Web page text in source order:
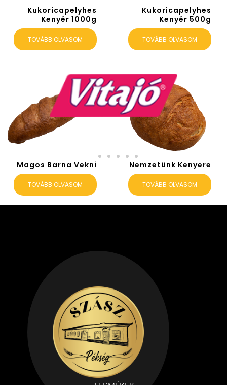
Kukoricapelyhes
Kenyér 1000g
TOVÁBB OLVASOM
Kukoricapelyhes
Kenyér 500g
TOVÁBB OLVASOM
Magos Barna Vekni
TOVÁBB OLVASOM
Nemzetünk Kenyere
TOVÁBB OLVASOM
Olivás Cipó 300g
TOVÁBB OLVASOM
Pur-Pur Bagett
TOVÁBB OLVASOM
2 3